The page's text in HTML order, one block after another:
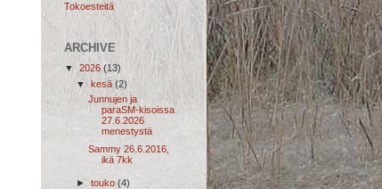
Tokoesteitä
ARCHIVE
▼ 2026 (13)
▼ kesä(2)
Junnujen ja
paraSM-kisoissa
27.6.2026
menestystä
Sammy 26.6.2016,
ikä 7kk
► touko (4)